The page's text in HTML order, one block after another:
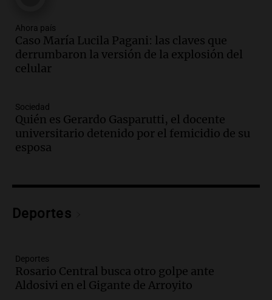
Audio.Luis Herrera
Actualidad
Audio.
Córdoba ganan más del doble que los
privados, según un estudio
Noticias
Episodios
de droga por delivery en el microcentro
Panorama Federal
por accidentes de tránsito en el primer
semestre del 2026
Panorama Federal
Ahora país
Caso María Lucila Pagani: las claves que
derrumbaron la versión de la explosión del
celular
Sociedad
Quién es Gerardo Gasparutti, el docente
universitario detenido por el femicidio de su
esposa
Deportes
Deportes
Rosario Central busca otro golpe ante
Aldosivi en el Gigante de Arroyito